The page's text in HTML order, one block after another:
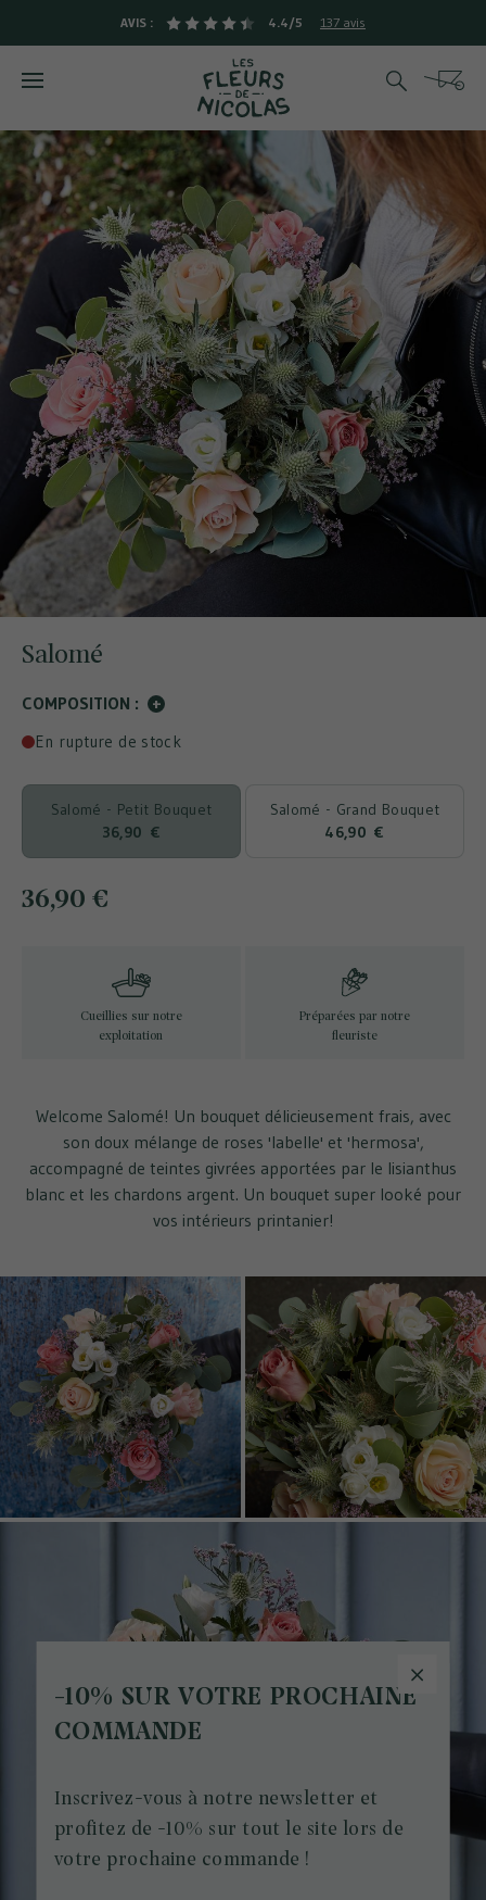
AVIS : 4.4/5 137 avis
Rechercher
Cart
Welcome Salomé! Un bouquet délicieusement frais, avec
son doux mélange de roses 'labelle' et 'hermosa',
accompagné de teintes givrées apportées par le lisianthus
blanc et les chardons argent. Un bouquet super looké pour
vos intérieurs printanier!
Salomé
COMPOSITION : +
En rupture de stock
Salomé - Petit Bouquet
36,90 €
Salomé - Grand Bouquet
46,90 €
36,90 €
Cueillies sur notre
exploitation
Préparées par notre
fleuriste
-10% SUR VOTRE PROCHAINE
COMMANDE
Inscrivez-vous à notre newsletter et
profitez de -10% sur tout le site lors de
votre prochaine commande !